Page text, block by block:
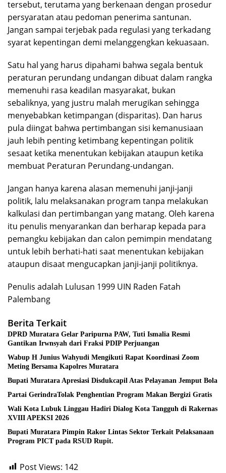
tersebut, terutama yang berkenaan dengan prosedur
persyaratan atau pedoman penerima santunan.
Jangan sampai terjebak pada regulasi yang terkadang
syarat kepentingan demi melanggengkan kekuasaan.
Satu hal yang harus dipahami bahwa segala bentuk
peraturan perundang undangan dibuat dalam rangka
memenuhi rasa keadilan masyarakat, bukan
sebaliknya, yang justru malah merugikan sehingga
menyebabkan ketimpangan (disparitas). Dan harus
pula diingat bahwa pertimbangan sisi kemanusiaan
jauh lebih penting ketimbang kepentingan politik
sesaat ketika menentukan kebijakan ataupun ketika
membuat Peraturan Perundang-undangan.
Jangan hanya karena alasan memenuhi janji-janji
politik, lalu melaksanakan program tanpa melakukan
kalkulasi dan pertimbangan yang matang. Oleh karena
itu penulis menyarankan dan berharap kepada para
pemangku kebijakan dan calon pemimpin mendatang
untuk lebih berhati-hati saat menentukan kebijakan
ataupun disaat mengucapkan janji-janji politiknya.
Penulis adalah Lulusan 1999 UIN Raden Fatah
Palembang
Berita Terkait
DPRD Muratara Gelar Paripurna PAW, Tuti Ismalia Resmi
Gantikan Irwnsyah dari Fraksi PDIP Perjuangan
Wabup H Junius Wahyudi Mengikuti Rapat Koordinasi Zoom
Meting Bersama Kapolres Muratara
Bupati Muratara Apresiasi Disdukcapil Atas Pelayanan Jemput Bola
Partai GerindraTolak Penghentian Program Makan Bergizi Gratis
Wali Kota Lubuk Linggau Hadiri Dialog Kota Tangguh di Rakernas
XVIII APEKSI 2026
Bupati Muratara Pimpin Rakor Lintas Sektor Terkait Pelaksanaan
Program PICT pada RSUD Rupit.
Post Views: 142